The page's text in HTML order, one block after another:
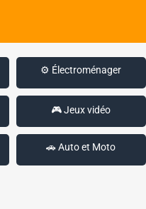
⚙️ Électroménager
🎮 Jeux vidéo
🚗 Auto et Moto